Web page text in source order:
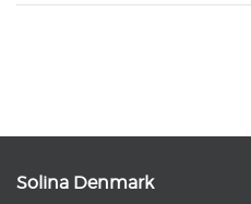
Solina Denmark